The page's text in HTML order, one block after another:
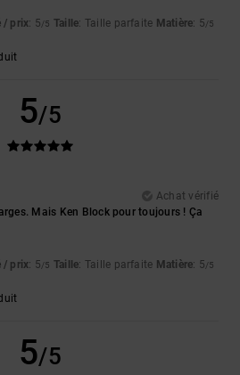
/ prix: 5/5 Taille: Taille parfaite Matière: 5/5
5/5
Achat vérifié
Mais Ken Block pour toujours ! Ça
/ prix: 5/5 Taille: Taille parfaite Matière: 5/5
5/5